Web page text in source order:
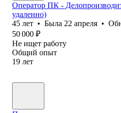
Оператор ПК -
удаленно)
45 лет • Была 22 апреля •
50 000 ₽
Не ищет работу
Общий опыт
19 лет